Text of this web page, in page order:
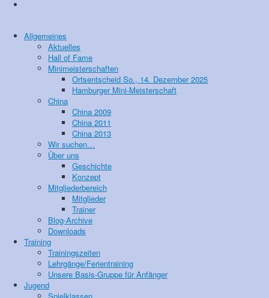
Allgemeines
Aktuelles
Hall of Fame
Minimeisterschaften
Ortsentscheid So., 14. Dezember 2025
Hamburger Mini-Meisterschaft
China
China 2009
China 2011
China 2013
Wir suchen…
Über uns
Geschichte
Konzept
Mitgliederbereich
Mitglieder
Trainer
Blog-Archive
Downloads
Training
Trainingszeiten
Lehrgänge/Ferientraining
Unsere Basis-Gruppe für Anfänger
Jugend